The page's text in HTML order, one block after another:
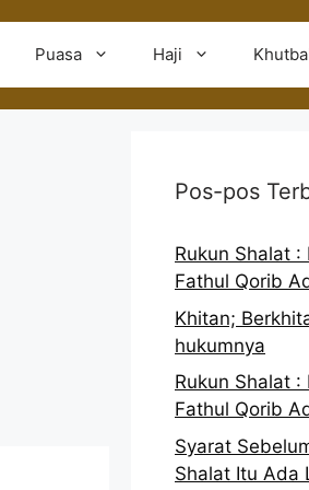
Puasa Haji
Pos-pos
Rukun Shalat :
Fathul Qorib
Khitan;
hukumnya
Rukun Shalat :
Fathul Qorib
Syarat
Shalat Itu Ada